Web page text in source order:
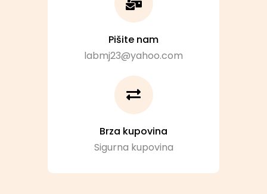
Pišite nam
labmj23@yahoo.com
Brza kupovina
Sigurna kupovina